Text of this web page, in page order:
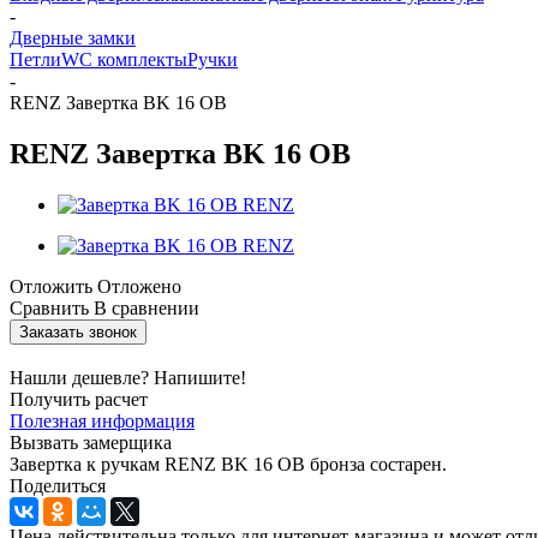
-
Дверные замки
ПетлиWC комплектыРучки
-
RENZ Завертка BK 16 OB
RENZ Завертка BK 16 OB
Отложить Отложено
Сравнить В сравнении
Заказать звонок
Нашли дешевле? Напишите!
Получить расчет
Полезная информация
Вызвать замерщика
Завертка к ручкам RENZ BK 16 OB бронза состарен.
Поделиться